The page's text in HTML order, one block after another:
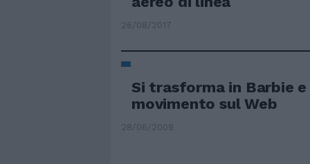
26/08/2017
Si trasforma in Barbie
movimento sul Web
28/06/2009